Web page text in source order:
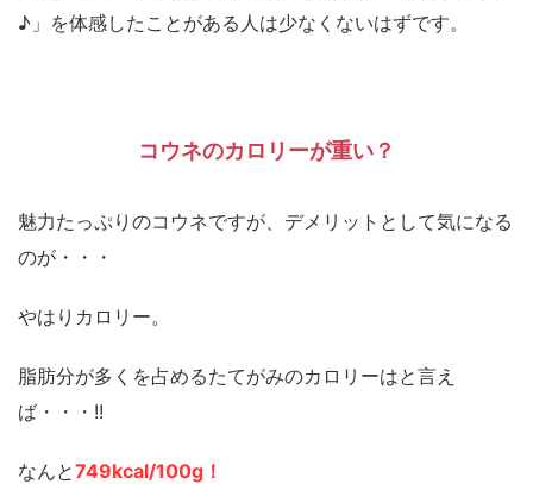
♪」を体感したことがある人は少なくないはずです。
コウネのカロリーが重い？
魅力たっぷりのコウネですが、デメリットとして気になる
のが・・・
やはりカロリー。
脂肪分が多くを占めるたてがみのカロリーはと言え
ば・・・!!
なんと749kcal/100g！